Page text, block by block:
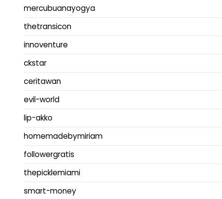
mercubuanayogya
thetransicon
innoventure
ckstar
ceritawan
evil-world
lip-akko
homemadebymiriam
followergratis
thepicklemiami
smart-money